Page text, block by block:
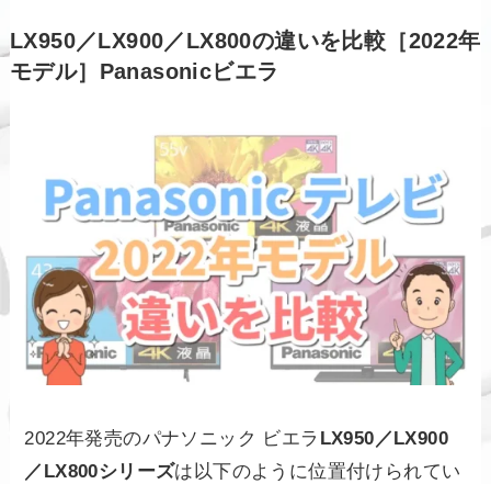
LX950／LX900／LX800の違いを比較［2022年
モデル］Panasonicビエラ
2022年発売のパナソニック ビエラ LX950／LX900
／LX800シリーズは以下のように位置付けられてい